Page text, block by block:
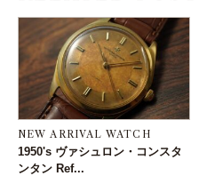
NEW ARRIVAL WATCH
1950's ヴァシュロン・コンスタ
ンタン Ref...